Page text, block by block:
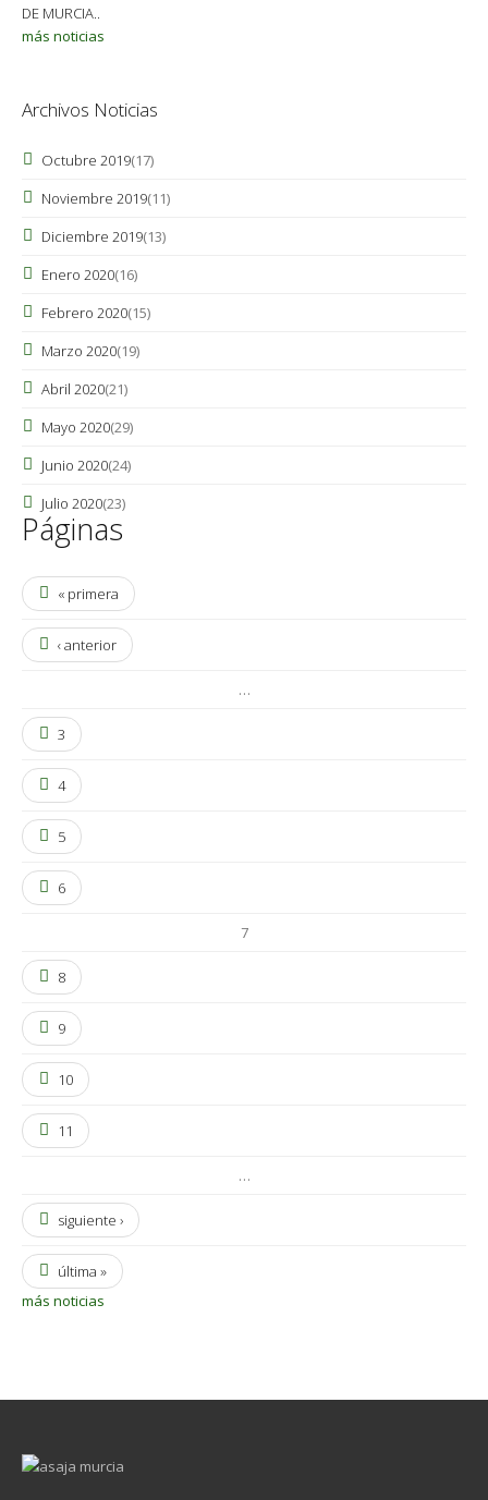
DE MURCIA..
más noticias
Archivos Noticias
Octubre 2019(17)
Noviembre 2019(11)
Diciembre 2019(13)
Enero 2020(16)
Febrero 2020(15)
Marzo 2020(19)
Abril 2020(21)
Mayo 2020(29)
Junio 2020(24)
Julio 2020(23)
Páginas
« primera
‹ anterior
…
3
4
5
6
7
8
9
10
11
…
siguiente ›
última »
más noticias